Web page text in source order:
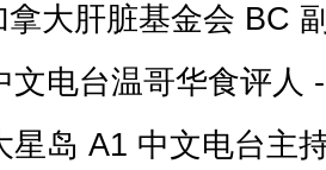
大肝脏基金会 BC
文电台温哥华食评人
星岛 A1 中文电台主